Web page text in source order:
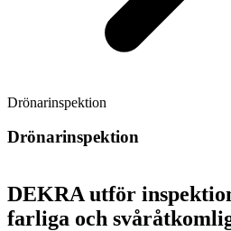
Drönarinspektion
Drönarinspektion
DEKRA utför
farliga och